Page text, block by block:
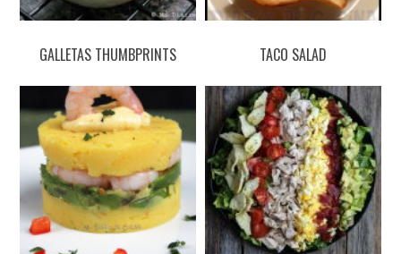
GALLETAS THUMBPRINTS TACO SALAD